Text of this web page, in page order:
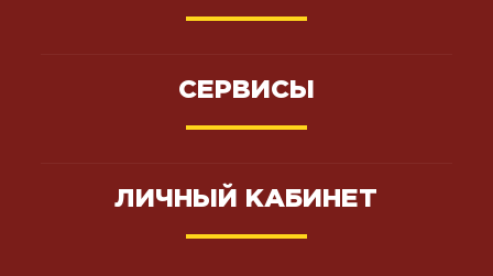
СЕРВИСЫ
ЛИЧНЫЙ КАБИНЕТ